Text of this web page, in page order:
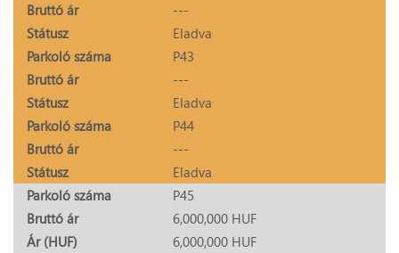
Bruttó ár
---
Státusz
Eladva
Parkoló száma
P43
Bruttó ár
---
Státusz
Eladva
Parkoló száma
P44
Bruttó ár
---
Státusz
Eladva
Parkoló száma
P45
Bruttó ár
6,000,000 HUF
Ár (HUF)
6,000,000 HUF